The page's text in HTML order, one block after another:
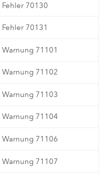
70130
70131
71101
71102
71103
Warnung 71104
71106
71107